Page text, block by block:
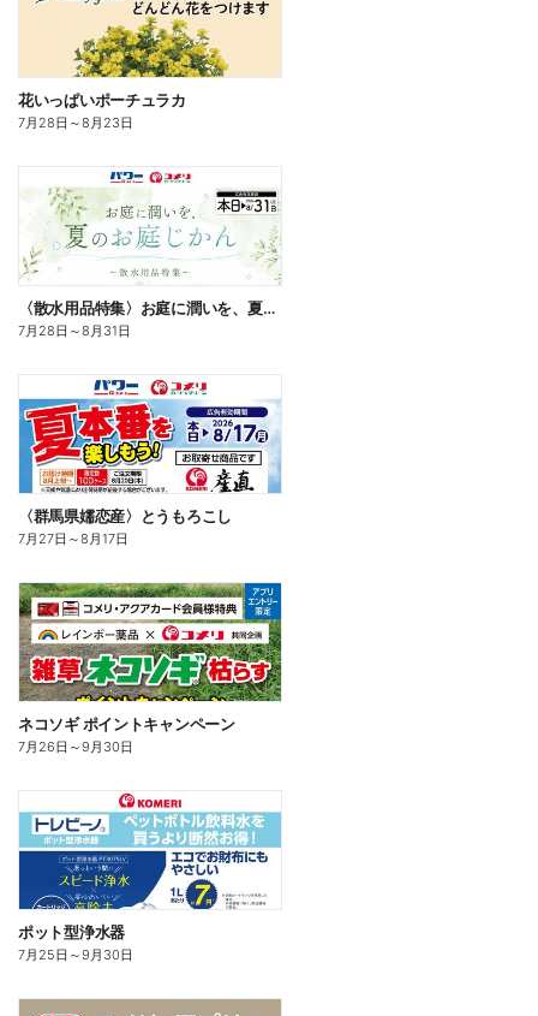
花いっぱいポーチュラカ
7月28日 ～8月23日
〈散水用品特集〉お庭に潤いを、夏のお庭じかん
7月28日 ～8月31日
〈群馬県嬬恋産〉とうもろこし
7月27日 ～8月17日
ネコソギ ポイントキャンペーン
7月26日 ～9月30日
ポット型浄水器
7月25日 ～9月30日